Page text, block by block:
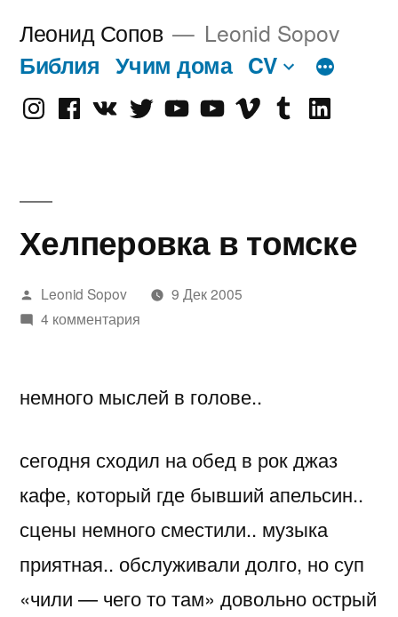
Леонид Сопов Leonid Sopov
Библия Учим дома CV
InstagramFacebook
VK TwitterYoutube
Old Vimeotumblrlinkedin
Хелперовка в томске
Написано
автором
Leonid Sopov
9 Дек 2005
4 комментария
немного мыслей в голове..
сегодня сходил на обед в рок джаз
кафе, который где бывший апельсин..
сцены немного сместили.. музыка
приятная.. обслуживали долго, но суп
«чили — чего то там» довольно острый